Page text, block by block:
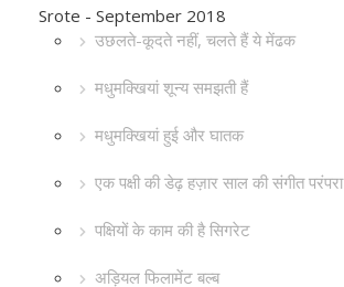
Srote - September 2018
उछलते-कूदते नहीं, चलते हैं ये मेंढक
मधुमक्खियां शून्य समझती हैं
मधुमक्खियां हुई और घातक
एक पक्षी की डेढ़ हज़ार साल की संगीत परंपरा
पक्षियों के काम की है सिगरेट
अड़ियल फिलामेंट बल्ब